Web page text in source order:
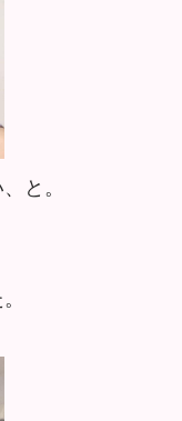
と。